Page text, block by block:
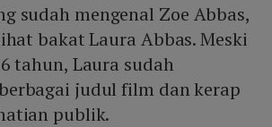
sudah mengenal Zoe Abbas,
bakat Laura Abbas. Meski
tahun, Laura sudah
judul film dan kerap
publik.